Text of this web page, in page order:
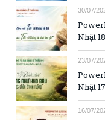
30/07/
Nhật
23/07/
Nhật
16/07/